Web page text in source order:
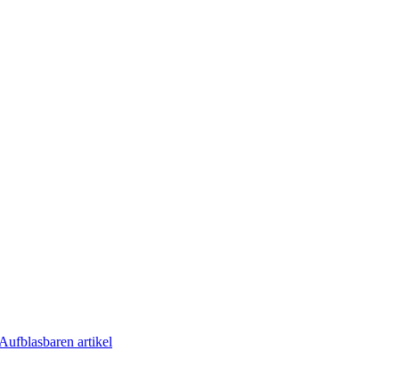
Aufblasbaren artikel